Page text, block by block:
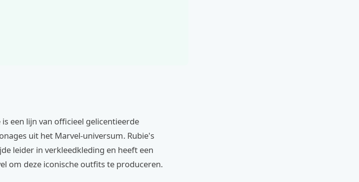
een lijn van officieel gelicentieerde
uit het Marvel-universum. Rubie's
leider in verkleedkleding en heeft een
om deze iconische outfits te produceren.